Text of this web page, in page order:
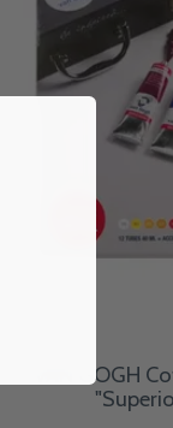
VAN GOGH